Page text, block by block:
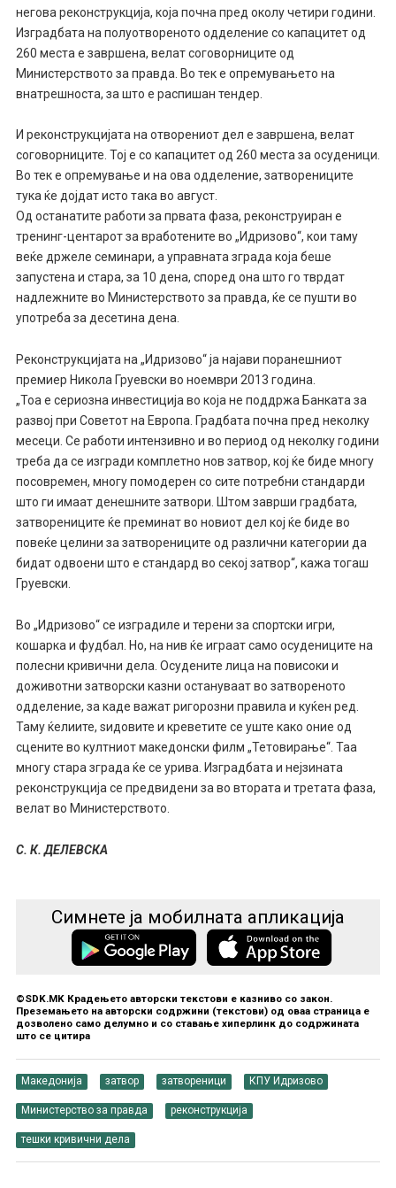
негова реконструкција, која почна пред околу четири години.
Изградбата на полуотвореното одделение со капацитет од
260 места е завршена, велат соговорниците од
Министерството за правда. Во тек е опремувањето на
внатрешноста, за што е распишан тендер.
И реконструкцијата на отворениот дел е завршена, велат
соговорниците. Тој е со капацитет од 260 места за осуденици.
Во тек е опремување и на ова одделение, затворениците
тука ќе дојдат исто така во август.
Од останатите работи за првата фаза, реконструиран е
тренинг-центарот за вработените во „Идризово“, кои таму
веќе држеле семинари, а управната зграда која беше
запустена и стара, за 10 дена, според она што го тврдат
надлежните во Министерството за правда, ќе се пушти во
употреба за десетина дена.
Реконструкцијата на „Идризово“ ја најави поранешниот
премиер Никола Груевски во ноември 2013 година.
„Тоа е сериозна инвестиција во која не поддржа Банката за
развој при Советот на Европа. Градбата почна пред неколку
месеци. Се работи интензивно и во период од неколку години
треба да се изгради комплетно нов затвор, кој ќе биде многу
посовремен, многу помодерен со сите потребни стандарди
што ги имаат денешните затвори. Штом заврши градбата,
затворениците ќе преминат во новиот дел кој ќе биде во
повеќе целини за затворениците од различни категории да
бидат одвоени што е стандард во секој затвор“, кажа тогаш
Груевски.
Во „Идризово“ се изградиле и терени за спортски игри,
кошарка и фудбал. Но, на нив ќе играат само осудениците на
полесни кривични дела. Осудените лица на повисоки и
доживотни затворски казни остануваат во затвореното
одделение, за каде важат ригорозни правила и куќен ред.
Таму ќелиите, ѕидовите и креветите се уште како оние од
сцените во култниот македонски филм „Тетовирање“. Таа
многу стара зграда ќе се урива. Изградбата и нејзината
реконструкција се предвидени за во втората и третата фаза,
велат во Министерството.
С. К. ДЕЛЕВСКА
Симнете ја мобилната апликација
©SDK.MK Крадењето авторски текстови е казниво со закон.
Преземањето на авторски содржини (текстови) од оваа страница е
дозволено само делумно и со ставање хиперлинк до содржината
што се цитира
Македонија затвор затвореници КПУ Идризово
Министерство за правда реконструкција
тешки кривични дела